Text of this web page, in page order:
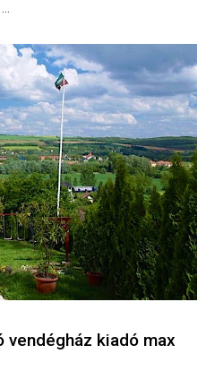
vendégház kiadó max